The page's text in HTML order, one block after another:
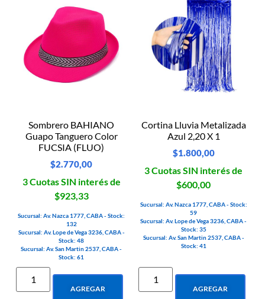
Sombrero BAHIANO
Guapo Tanguero Color
FUCSIA (FLUO)
$2.770,00
3 Cuotas SIN interés de
$923,33
Sucursal: Av. Nazca 1777, CABA - Stock:
132
Sucursal: Av. Lope de Vega 3236, CABA -
Stock: 48
Sucursal: Av. San Martin 2537, CABA -
Stock: 61
AGREGAR
Cortina Lluvia Metalizada
Azul 2,20 X 1
$1.800,00
3 Cuotas SIN interés de
$600,00
Sucursal: Av. Nazca 1777, CABA - Stock:
59
Sucursal: Av. Lope de Vega 3236, CABA -
Stock: 35
Sucursal: Av. San Martin 2537, CABA -
Stock: 41
AGREGAR